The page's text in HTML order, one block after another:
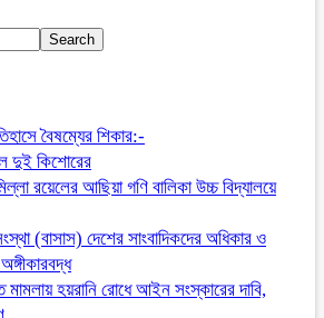
Search
বৈষম্যের শিকার:-
দুই কিশোরের
রয়েলের আছিয়া গণি বালিকা উচ্চ বিদ্যালয়ে
(বাসাস) দেশের সাংবাদিকদের অধিকার ও
হয়রানি রোধে আইন সংস্কারের দাবি,